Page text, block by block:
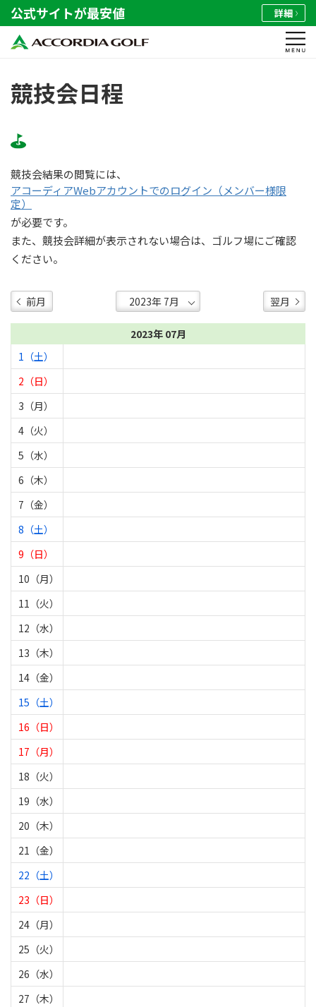
公式サイトが最安値 詳細
競技会日程
競技会結果の閲覧には、
アコーディアWebアカウントでのログイン（メンバー様限
定）
が必要です。
また、競技会詳細が表示されない場合は、ゴルフ場にご確認
ください。
前月 翌月
2023年 07月
1（土）
2（日）
3（月）
4（火）
5（水）
6（木）
7（金）
8（土）
9（日）
10（月）
11（火）
12（水）
13（木）
14（金）
15（土）
16（日）
17（月）
18（火）
19（水）
20（木）
21（金）
22（土）
23（日）
24（月）
25（火）
26（水）
27（木）